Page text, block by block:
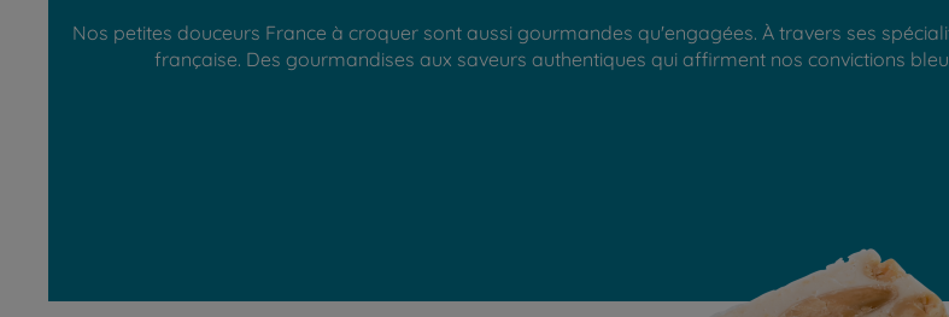
Nos petites douceurs France à croquer sont aussi gourmandes qu'engagées. À travers ses
française. Des gourmandises aux saveurs authentiques qui affirment nos convictions